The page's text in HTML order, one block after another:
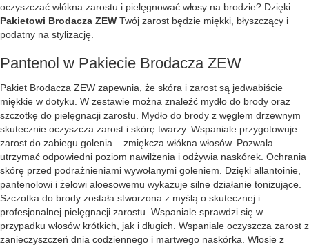
oczyszczać włókna zarostu i pielęgnować włosy na brodzie? Dzięki
Pakietowi Brodacza ZEW Twój zarost będzie miękki, błyszczący i
podatny na stylizację.
Pantenol w Pakiecie Brodacza ZEW
Pakiet Brodacza ZEW zapewnia, że skóra i zarost są jedwabiście
miękkie w dotyku. W zestawie można znaleźć mydło do brody oraz
szczotkę do pielęgnacji zarostu. Mydło do brody z węglem drzewnym
skutecznie oczyszcza zarost i skórę twarzy. Wspaniale przygotowuje
zarost do zabiegu golenia – zmiękcza włókna włosów. Pozwala
utrzymać odpowiedni poziom nawilżenia i odżywia naskórek. Ochrania
skórę przed podrażnieniami wywołanymi goleniem. Dzięki allantoinie,
pantenolowi i żelowi aloesowemu wykazuje silne działanie tonizujące.
Szczotka do brody została stworzona z myślą o skutecznej i
profesjonalnej pielęgnacji zarostu. Wspaniale sprawdzi się w
przypadku włosów krótkich, jak i długich. Wspaniale oczyszcza zarost z
zanieczyszczeń dnia codziennego i martwego naskórka. Włosie z